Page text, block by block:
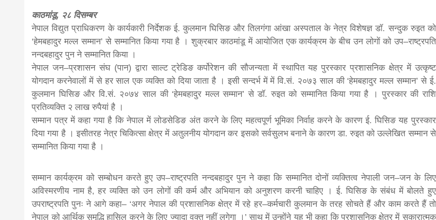
from
Nepal,madhesh
news,financial
news,loan,bank
news, madhesh
khabar
काठमांडू, २८ दिसम्बर
नेपाल विद्युत प्राधिकरण के कार्यकारी निर्देशक ई. कुलमान घिसिङ और तिलगंगा आंखा अस्पताल के नेत्र विशेषज्ञ डॉ. सन्दुक रुइत को
‘हेमबहादुर मल्ल सम्मान’ से सम्मानित किया गया है । शुक्रबार काठमांडू में आयोजित एक कार्यक्रम के बीच उन लोगों को उप–राष्ट्रपति
नन्दबहादुर पुन ने सम्मानित किया ।
नेपाल जन–प्रशासन संघ (पान) द्वारा साल्ट ट्रेडिङ कर्पोरेशन की सौजन्यता में स्थापित यह पुरस्कार प्रशासनिक क्षेत्र में उत्कृष्ट
योगदान करनेवालों में से हर साल एक व्यक्ति को दिया जाता है । इसी सन्दर्भ में में वि.सं. २०७३ साल की ‘हेमबहादुर मल्ल सम्मान’ से ई.
कुलमान घिसिङ और वि.सं. २०७४ साल की ‘हेमबहादुर मल्ल सम्मान’ से डॉ. रुइत को सम्मानित किया गया है । पुरस्कार की राशि
प्रतिव्यक्ति २ लाख रुपैयां है ।
सम्मान पत्र में कहा गया है कि नेपाल में लोडसेडिङ अंत करने के लिए महत्वपूर्ण भूमिका निर्वाह करने के कारण ई. घिसिङ यह पुरस्कार
दिया गया है । इसीतरह नेत्र चिकित्सा क्षेत्र में अतुलनीय योगदान कर इसको सर्वसुलभ बनाने के कारण डा. रुइत को उल्लेखित सम्मान से
सम्मानित किया गया है ।
सम्मान कार्यक्रम को सम्बोधन करते हुए उप–राष्ट्रपति नन्दबहादुर पुन ने कहा कि सम्मानित दोनों व्यक्तित्व नेपाली जन–जन के लिए
अविस्मरणीय नाम है, हर व्यक्ति को उन लोगों की कर्म और अभियान को अनुशरण करनी चाहिए । ई. घिसिङ के संबंध में बोलते हुए
उपराष्ट्रपति पुनः ने आगे कहा– ‘अगर नेपाल की प्रशासनिक क्षेत्र में रहे हर–कर्मचारी कुलमान के तरह सोचते हैं और काम करते हैं तो
नेपाल को आर्थिक समृद्धि हासिल करने के लिए ज्यादा वक्त नहीं लगेगा ।’ साथ में उन्होंने यह भी कहा कि प्रशासनिक क्षेत्र में सकारात्मक